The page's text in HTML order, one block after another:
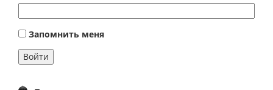
Запомнить меня
Войти